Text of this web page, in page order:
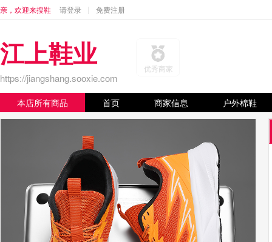
亲，欢迎来搜鞋 请登录 免费注册
江上鞋业
https://jiangshang.sooxie.com
优秀商家
本店所有商品 首页 商家信息 户外棉鞋